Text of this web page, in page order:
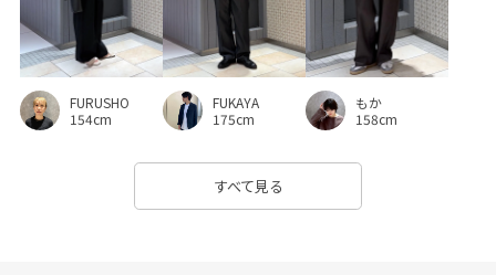
FURUSHO
154cm
FUKAYA
175cm
もか
158cm
すべて見る